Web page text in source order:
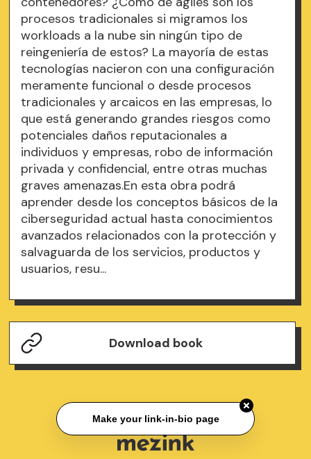
procesos tradicionales si migramos los
workloads a la nube sin ningún tipo de
reingeniería de estos? La mayoría de estas
tecnologías nacieron con una configuración
meramente funcional o desde procesos
tradicionales y arcaicos en las empresas, lo
que está generando grandes riesgos como
potenciales daños reputacionales a
individuos y empresas, robo de información
privada y confidencial, entre otras muchas
graves amenazas.En esta obra podrá
aprender desde los conceptos básicos de la
ciberseguridad actual hasta conocimientos
avanzados relacionados con la protección y
salvaguarda de los servicios, productos y
usuarios, resu...
Download book
Make your link-in-bio page